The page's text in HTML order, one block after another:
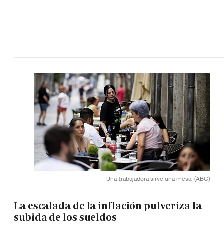
Una trabajadora sirve una mesa. (ABC)
La escalada de la inflación pulveriza la
subida de los sueldos